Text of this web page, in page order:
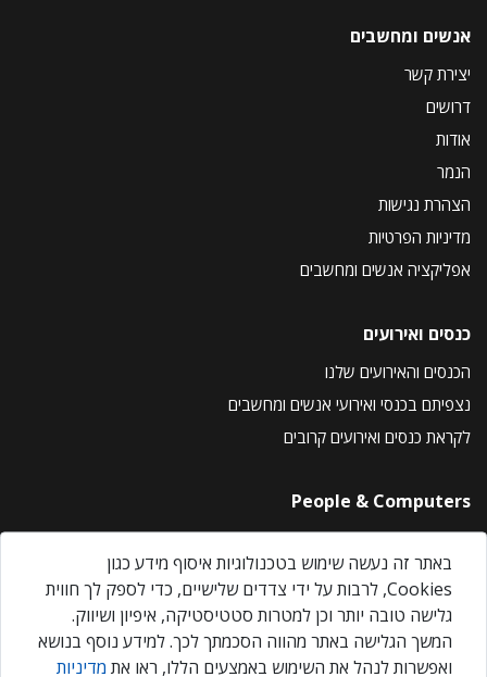
אנשים ומחשבים
יצירת קשר
דרושים
אודות
הנמר
הצהרת נגישות
מדיניות הפרטיות
אפליקציה אנשים ומחשבים
כנסים ואירועים
הכנסים והאירועים שלנו
נצפיתם בכנסי ואירועי אנשים ומחשבים
לקראת כנסים ואירועים קרובים
People & Computers
About Us
Privacy Policy
Contact Us
Our Events
באתר זה נעשה שימוש בטכנולוגיות איסוף מידע כגון
Cookies, לרבות על ידי צדדים שלישיים, כדי לספק לך חווית
גלישה טובה יותר וכן למטרות סטטיסטיקה, איפיון ושיווק.
המשך הגלישה באתר מהווה הסכמתך לכך. למידע נוסף בנושא
ואפשרות לנהל את השימוש באמצעים הללו, ראו את מדיניות